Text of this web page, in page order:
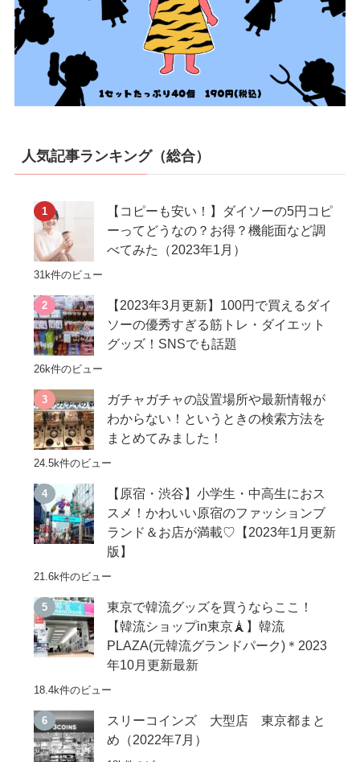
人気記事ランキング（総合）
【コピーも安い！】ダイソーの5円コピ
ーってどうなの？お得？機能面など調
べてみた（2023年1月）
31k件のビュー
【2023年3月更新】100円で買えるダイ
ソーの優秀すぎる筋トレ・ダイエット
グッズ！SNSでも話題
26k件のビュー
ガチャガチャの設置場所や最新情報が
わからない！というときの検索方法を
まとめてみました！
24.5k件のビュー
【原宿・渋谷】小学生・中高生におス
スメ！かわいい原宿のファッションブ
ランド＆お店が満載♡【2023年1月更新
版】
21.6k件のビュー
東京で韓流グッズを買うならここ！
【韓流ショップin東京🗼】韓流
PLAZA(元韓流グランドパーク)＊2023
年10月更新最新
18.4k件のビュー
スリーコインズ 大型店 東京都まと
め（2022年7月）